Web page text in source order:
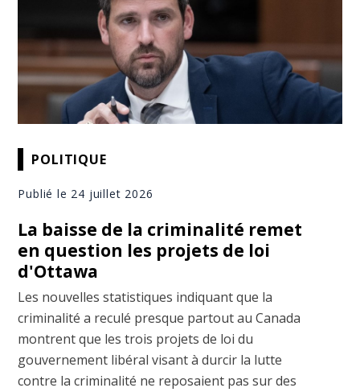
POLITIQUE
Publié le 24 juillet 2026
La baisse de la criminalité remet
en question les projets de loi
d'Ottawa
Les nouvelles statistiques indiquant que la
criminalité a reculé presque partout au Canada
montrent que les trois projets de loi du
gouvernement libéral visant à durcir la lutte
contre la criminalité ne reposaient pas sur des